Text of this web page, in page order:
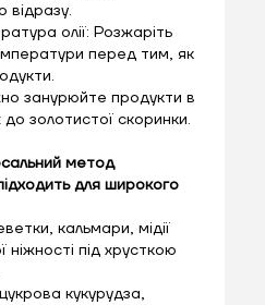
відразу.
олії: Розжаріть
перед тим, як
занурюйте продукти в
золотистої скоринки.
метод
для широкого
кальмари, мідії
під хрусткою
кукурудза,